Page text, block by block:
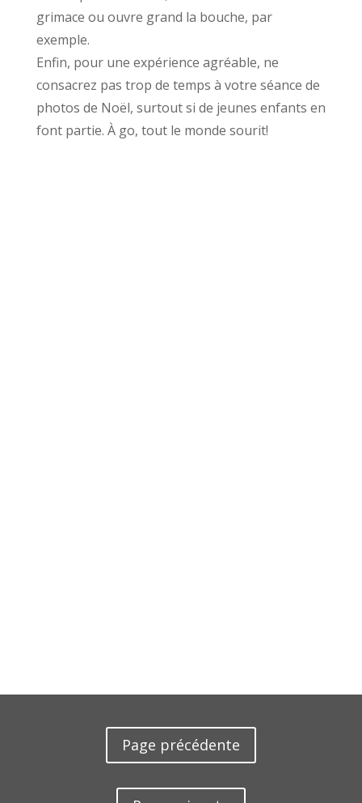
grimace ou ouvre grand la bouche, par
exemple.
Enfin, pour une expérience agréable, ne
consacrez pas trop de temps à votre séance de
photos de Noël, surtout si de jeunes enfants en
font partie. À go, tout le monde sourit!
Page précédente